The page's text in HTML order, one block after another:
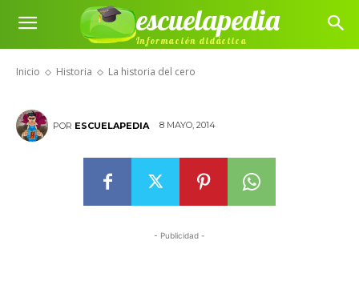
escuelapedia
Información didáctica
Inicio Historia La historia del cero
La historia del cero
POR ESCUELAPEDIA 8 MAYO, 2014
- Publicidad -